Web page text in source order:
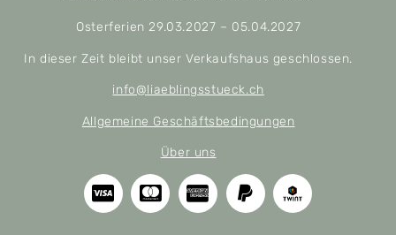
Osterferien 29.03.2027 – 05.04.2027
In dieser Zeit bleibt unser Verkaufshaus geschlossen.
info@liaeblingsstueck.ch
Allgemeine Geschäftsbedingungen
Über uns